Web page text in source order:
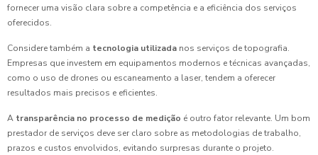
fornecer uma visão clara sobre a competência e a eficiência dos serviços
oferecidos.
Considere também a tecnologia utilizada nos serviços de topografia.
Empresas que investem em equipamentos modernos e técnicas avançadas,
como o uso de drones ou escaneamento a laser, tendem a oferecer
resultados mais precisos e eficientes.
A transparência no processo de medição é outro fator relevante. Um bom
prestador de serviços deve ser claro sobre as metodologias de trabalho,
prazos e custos envolvidos, evitando surpresas durante o projeto.